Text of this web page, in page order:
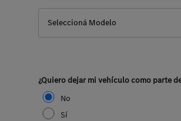
¿Quiero dejar mi vehículo como parte
No
Sí